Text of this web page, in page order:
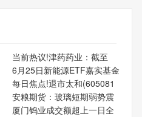
当前热议!津药药业：截至
6月25日新能源ETF嘉实基金
每日焦点!退市太和(605081
安粮期货：玻璃短期弱势震
厦门钨业成交额超上一日全